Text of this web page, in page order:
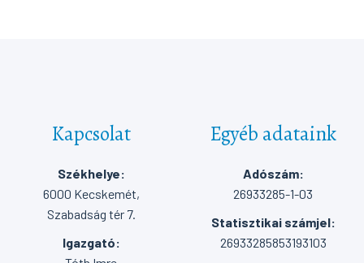
Kapcsolat
Székhelye:
6000 Kecskemét,
Szabadság tér 7.
Igazgató:
Egyéb adataink
Adószám:
26933285-1-03
Statisztikai számjel:
26933285853193103